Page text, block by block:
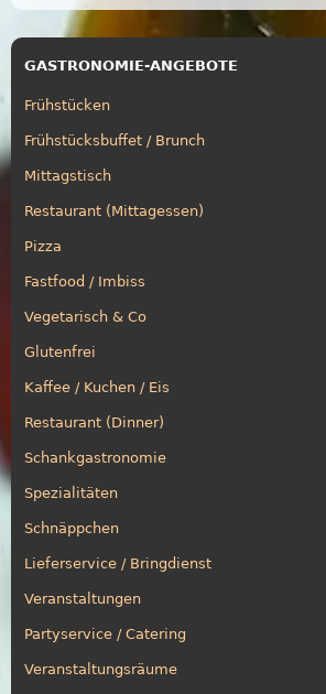
GASTRONOMIE-ANGEBOTE
Frühstücken
Frühstücksbuffet / Brunch
Mittagstisch
Restaurant (Mittagessen)
Pizza
Fastfood / Imbiss
Vegetarisch & Co
Glutenfrei
Kaffee / Kuchen / Eis
Restaurant (Dinner)
Schankgastronomie
Spezialitäten
Schnäppchen
Lieferservice / Bringdienst
Veranstaltungen
Partyservice / Catering
Veranstaltungsräume